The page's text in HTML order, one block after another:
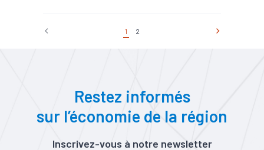
1 2
Restez informés
sur l’économie de la région
Inscrivez-vous à notre newsletter